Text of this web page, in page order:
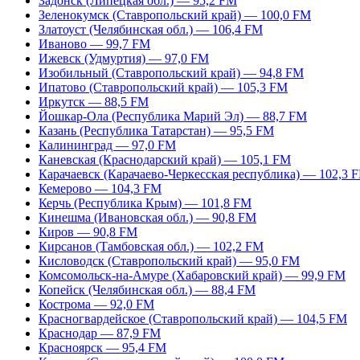
Зеленокумск (Ставропольский край) — 100,0 FM
Златоуст (Челябинская обл.) — 106,4 FM
Иваново — 99,7 FM
Ижевск (Удмуртия) — 97,0 FM
Изобильный (Ставропольский край) — 94,8 FM
Ипатово (Ставропольский край) — 105,3 FM
Иркутск — 88,5 FM
Йошкар-Ола (Республика Марий Эл) — 88,7 FM
Казань (Республика Татарстан) — 95,5 FM
Калининград — 97,0 FM
Каневская (Краснодарский край) — 105,1 FM
Карачаевск (Карачаево-Черкесская республика) — 102,3
Кемерово — 104,3 FM
Керчь (Республика Крым) — 101,8 FM
Кинешма (Ивановская обл.) — 90,8 FM
Киров — 90,8 FM
Кирсанов (Тамбовская обл.) — 102,2 FM
Кисловодск (Ставропольский край) — 95,0 FM
Комсомольск-на-Амуре (Хабаровский край) — 99,9 FM
Копейск (Челябинская обл.) — 88,4 FM
Кострома — 92,0 FM
Красногвардейское (Ставропольский край) — 104,5 FM
Краснодар — 87,9 FM
Красноярск — 95,4 FM